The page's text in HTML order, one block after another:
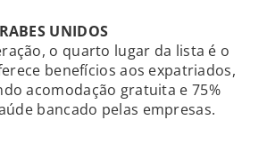
UNIDOS
o quarto lugar da lista é o
benefícios aos expatriados,
acomodação gratuita e 75%
bancado pelas empresas.